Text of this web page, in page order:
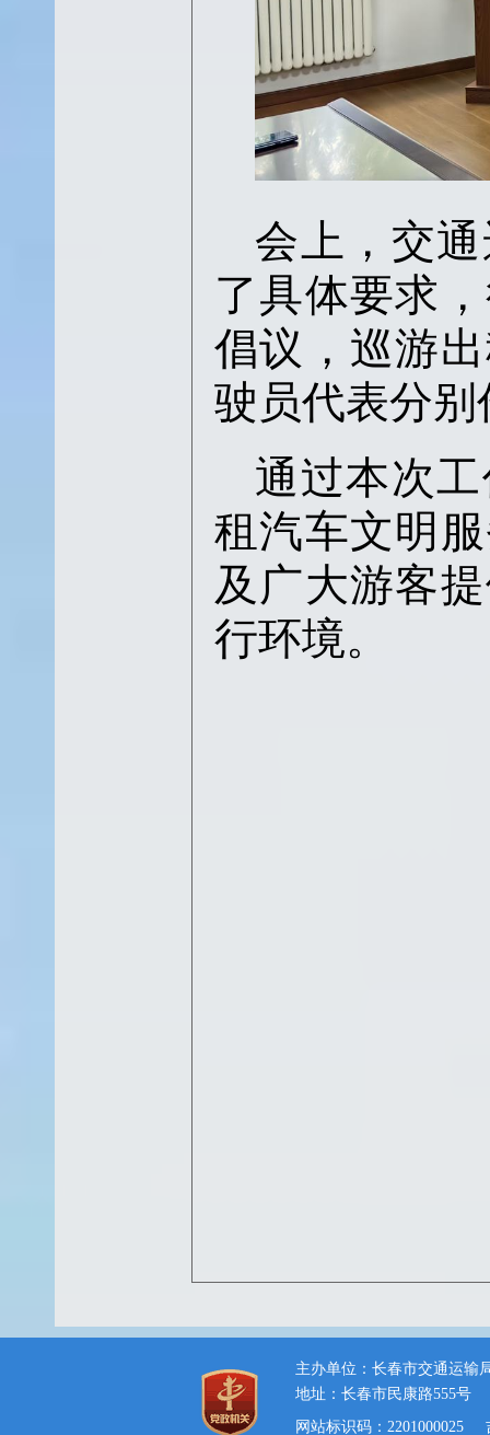
会上，交
了具体要求
倡议，巡游
驶员代表分
通过本次
租汽车文明
及广大游客
行环境。
主办单位：长春市交通运输
地址：长春市民康路555号
网站标识码：2201000025